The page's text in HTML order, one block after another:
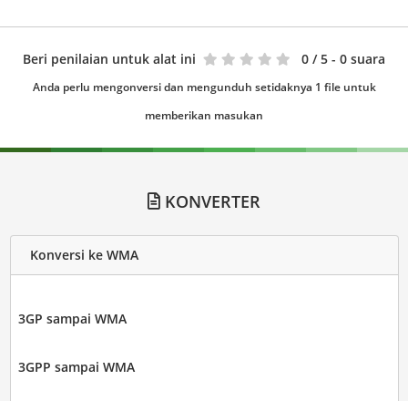
Beri penilaian untuk alat ini 0 / 5 - 0 suara
Anda perlu mengonversi dan mengunduh setidaknya 1 file untuk
memberikan masukan
KONVERTER
Konversi ke WMA
3GP sampai WMA
3GPP sampai WMA